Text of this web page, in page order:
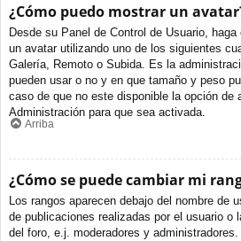
¿Cómo puedo mostrar un
Desde su Panel de Control de Usuario, haga
un avatar utilizando uno de los siguientes
Galería, Remoto o Subida. Es la
pueden usar o no y en que tamaño y peso
caso de que no este disponible la opción de
Administración para que sea activada.
Arriba
¿Cómo se puede cambiar mi
Los rangos aparecen debajo del nombre de
de publicaciones realizadas por el usuario o
del foro, e.j. moderadores y